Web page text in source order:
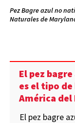
Pez Bagre azul no
Naturales de
El pez
es el tipo
América del
El pez bagre